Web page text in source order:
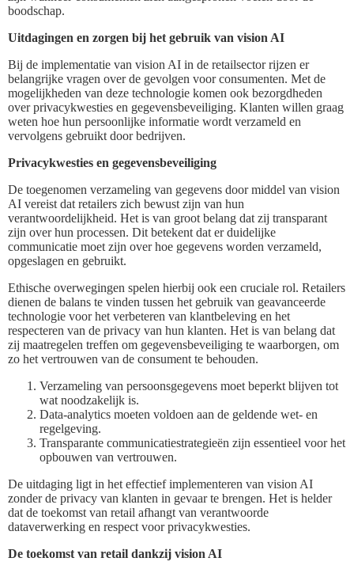
boodschap.
Uitdagingen en zorgen bij het gebruik van vision AI
Bij de implementatie van vision AI in de retailsector rijzen er
belangrijke vragen over de gevolgen voor consumenten. Met de
mogelijkheden van deze technologie komen ook bezorgdheden
over privacykwesties en gegevensbeveiliging. Klanten willen graag
weten hoe hun persoonlijke informatie wordt verzameld en
vervolgens gebruikt door bedrijven.
Privacykwesties en gegevensbeveiliging
De toegenomen verzameling van gegevens door middel van vision
AI vereist dat retailers zich bewust zijn van hun
verantwoordelijkheid. Het is van groot belang dat zij transparant
zijn over hun processen. Dit betekent dat er duidelijke
communicatie moet zijn over hoe gegevens worden verzameld,
opgeslagen en gebruikt.
Ethische overwegingen spelen hierbij ook een cruciale rol. Retailers
dienen de balans te vinden tussen het gebruik van geavanceerde
technologie voor het verbeteren van klantbeleving en het
respecteren van de privacy van hun klanten. Het is van belang dat
zij maatregelen treffen om gegevensbeveiliging te waarborgen, om
zo het vertrouwen van de consument te behouden.
Verzameling van persoonsgegevens moet beperkt blijven tot
wat noodzakelijk is.
Data-analytics moeten voldoen aan de geldende wet- en
regelgeving.
Transparante communicatiestrategieën zijn essentieel voor het
opbouwen van vertrouwen.
De uitdaging ligt in het effectief implementeren van vision AI
zonder de privacy van klanten in gevaar te brengen. Het is helder
dat de toekomst van retail afhangt van verantwoorde
dataverwerking en respect voor privacykwesties.
De toekomst van retail dankzij vision AI